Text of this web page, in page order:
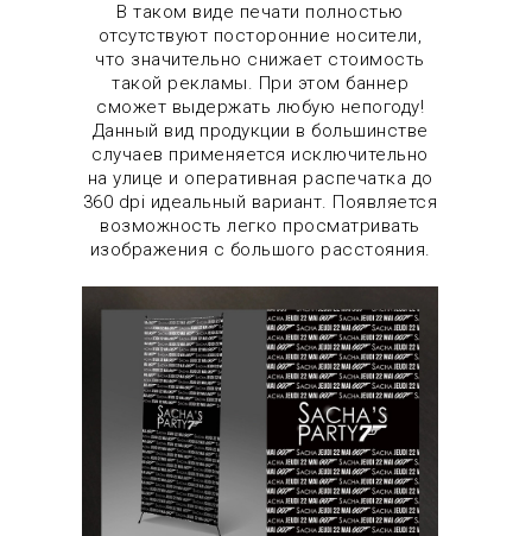
В таком виде печати полностью
отсутствуют посторонние носители,
что значительно снижает стоимость
такой рекламы. При этом баннер
сможет выдержать любую непогоду!
Данный вид продукции в большинстве
случаев применяется исключительно
на улице и оперативная распечатка до
360 dpi идеальный вариант. Появляется
возможность легко просматривать
изображения с большого расстояния.